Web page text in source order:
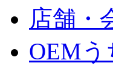
店舗・
OEMう